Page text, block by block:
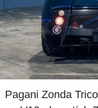
Pagani Zonda